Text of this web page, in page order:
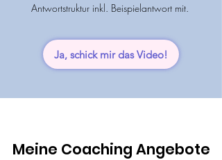
Antwortstruktur inkl. Beispielantwort mit.
Ja, schick mir das Video!
Meine Coaching Angebote